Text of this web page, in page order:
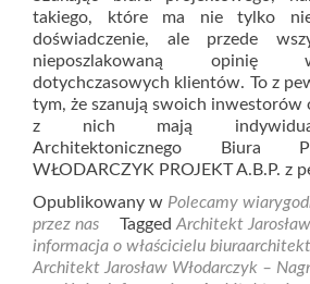
takiego, które ma nie tylko
doświadczenie, ale przede
nieposzlakowaną opinię
dotychczasowych klientów. To z
tym, że szanują swoich inwestorów
z nich mają
Architektonicznego Biura
WŁODARCZYK PROJEKT A.B.P. z
Opublikowany w Polecamy
przez nas
Tagged Architekt
informacja o właścicielu
Architekt Jarosław Włodarczyk –